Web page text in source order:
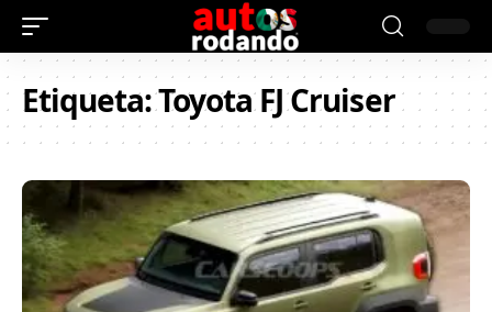
Etiqueta:Toyota FJ Cruiser